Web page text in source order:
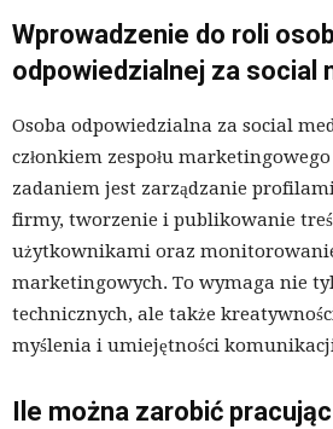
Wprowadzenie do roli
odpowiedzialnej za social
Osoba odpowiedzialna za social
członkiem zespołu
zadaniem jest zarządzanie
firmy, tworzenie i publikowanie
użytkownikami oraz
marketingowych. To wymaga nie
technicznych, ale także
myślenia i umiejętności
Ile można zarobić